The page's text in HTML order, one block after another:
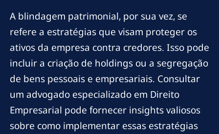
A blindagem patrimonial, por sua vez, se
refere a estratégias que visam proteger os
ativos da empresa contra credores. Isso pode
incluir a criação de holdings ou a segregação
de bens pessoais e empresariais. Consultar
um advogado especializado em Direito
Empresarial pode fornecer insights valiosos
sobre como implementar essas estratégias